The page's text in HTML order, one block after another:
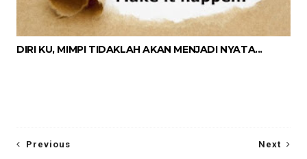
DIRI KU, MIMPI TIDAKLAH AKAN MENJADI NYATA...
Next
Previous